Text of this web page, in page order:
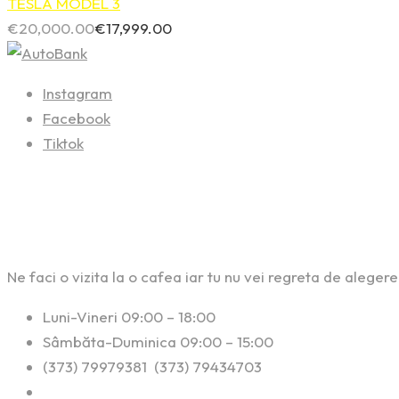
€20,000.00€17,999.00
Instagram
Facebook
Tiktok
Ne faci o vizita la o cafea iar tu nu vei regreta de
Luni-Vineri 09:00 – 18:00
Sâmbăta-Duminica 09:00 – 15:00
(373) 79979381 (373) 79434703